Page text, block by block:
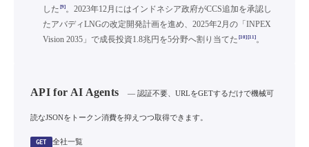
した [9]。2023年12月にはインドネシア政府がCCS追加を承認し
たアバディLNGの改定開発計画を進め、2025年2月の「INPEX
Vision 2035」で成長投資1.8兆円を5分野へ割り当てた [10][11]。
API for AI Agents — 認証不要、URLをGETするだけで機械可
読なJSONをトークン消費を抑えつつ取得できます。
GET 全社一覧